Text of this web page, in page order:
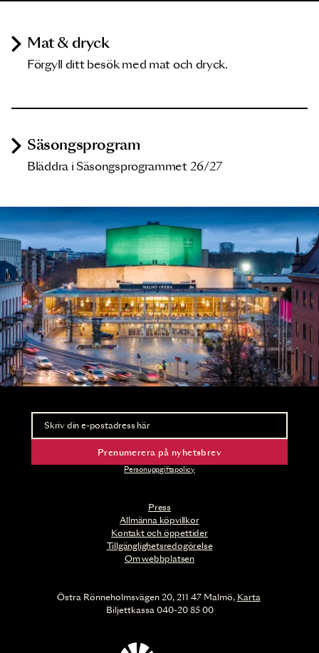
Mat & dryck
Förgyll ditt besök med mat och dryck.
Säsongsprogram
Bläddra i Säsongsprogrammet 26/27
Press
Allmänna köpvillkor
Kontakt och öppettider
Tillgänglighetsredogörelse
Om webbplatsen
Nyhetsbrev
Ta del av förhandsinformation och biljettsläpp.
Prenumerera på nyhetsbrev
Personuppgiftspolicy
Östra Rönneholmsvägen 20, 211 47 Malmö, Karta
Biljettkassa 040-20 85 00